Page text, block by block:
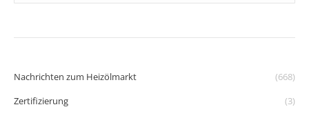
Nachrichten zum Heizölmarkt
(668)
Zertifizierung
(3)